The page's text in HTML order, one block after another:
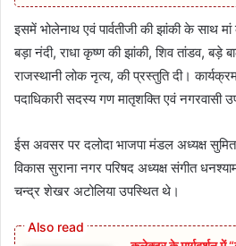
इसमें भोलेनाथ एवं पार्वतीजी की झांकी के साथ
बड़ा नंदी, राधा कृष्ण की झांकी, शिव तांडव, बड़े
राजस्थानी लोक नृत्य, की प्रस्तुति दी।
पदाधिकारी सदस्य गण मातृशक्ति एवं नगरवासी
ईस अवसर पर दलोदा भाजपा मंडल अध्यक्ष
विकास सुराना नगर परिषद अध्यक्ष संगीत
चन्द्र शेखर अटोलिया उपस्थित थे।